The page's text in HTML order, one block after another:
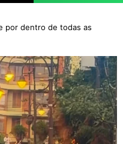
por dentro de todas as